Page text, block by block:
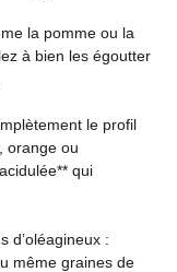
la pomme ou la
à bien les égoutter
le profil
orange ou
qui
d’oléagineux :
même graines de